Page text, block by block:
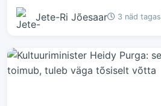
Jete-Ri Jõesaar 3 näd